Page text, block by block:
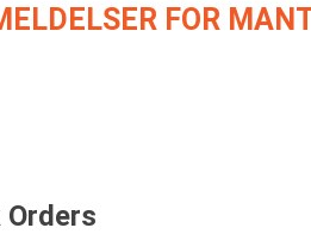
FOR
Orders